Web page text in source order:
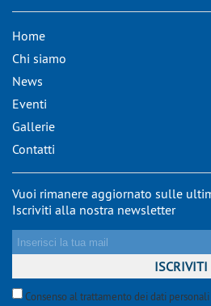
Home
Chi siamo
News
Eventi
Gallerie
Contatti
Vuoi rimanere aggiornato sulle
Iscriviti alla nostra newsletter
Consenso al trattamento dei dati personali